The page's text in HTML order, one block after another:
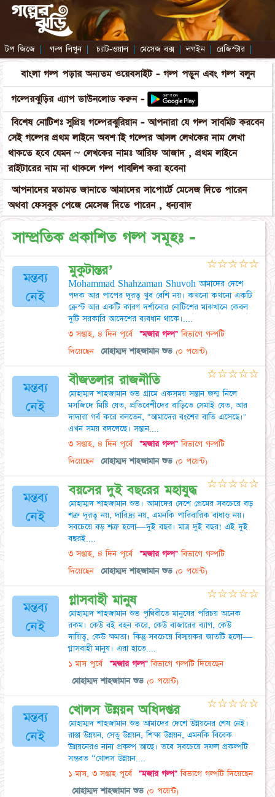
টপ জিজে | গল্প লিখুন | চ্যাট-ওয়াল | মেসেজ বক্স | লগইন | রেজিস্টার |
বাংলা গল্প পড়ার অন্যতম ওয়েবসাইট - গল্প পড়ুন এবং গল্প বলুন
গল্পেরঝুড়ির এ্যাপ ডাউনলোড করুন -
বিশেষ নোটিশঃ সুপ্রিয় গল্পেরঝুরিয়ান - আপনারা যে গল্প সাবমিট করবেন
সেই গল্পের প্রথম লাইনে অবশ্যাই গল্পের আসল লেখকের নাম লেখা
থাকতে হবে যেমন ~ লেখকের নামঃ আরিফ আজাদ , প্রথম লাইনে
রাইটারের নাম না থাকলে গল্প পাবলিশ করা হবেনা
আপনাদের মতামত জানাতে আমাদের সাপোর্টে মেসেজ দিতে পারেন
অথবা ফেসবুক পেজে মেসেজ দিতে পারেন , ধন্যবাদ
সাম্প্রতিক প্রকাশিত গল্প সমূহঃ -
মন্তব্য
নেই
মুকুটান্তর’
Mohammad Shahzaman Shuvoh আমাদের দেশে
পদক আর পাপের দূরত্ব খুব বেশি নয়। কখনো কখনো একটি
ক্রেস্ট আর একটি কারণ দর্শানোর নোটিশের মাঝখানে কেবল
দুটি সরকারি আদেশের ব্যবধান থাকে।....
৩ সপ্তাহ, ৪ দিন পূর্বে "মজার গল্প"বিভাগে গল্পটি
দিয়েছেন
মোহাম্মদ শাহজামান শুভ (০ পয়েন্ট)
☆☆☆☆☆
মন্তব্য
নেই
বীজতলার রাজনীতি
মোহাম্মদ শাহজামান শুভ গ্রামে একসময় সন্তান জন্ম নিলে
মসজিদে মিষ্টি যেত, প্রতিবেশীদের বাড়িতে সেমাই যেত, আর
দাদারা গর্ব করে বলতেন, "আমাদের বংশের বাতি এসেছে।"
এখন সময় বদলেছে। সন্তান....
৩ সপ্তাহ, ৪ দিন পূর্বে "মজার গল্প"বিভাগে গল্পটি
দিয়েছেন
মোহাম্মদ শাহজামান শুভ (০ পয়েন্ট)
☆☆☆☆☆
মন্তব্য
নেই
বয়সের দুই বছরের মহাযুদ্ধ
মোহাম্মদ শাহজামান শুভ। আমাদের দেশে প্রেমের সবচেয়ে বড়
শত্রু দূরত্ব নয়, দারিদ্র্য নয়, এমনকি পারিবারিক বাধাও নয়।
সবচেয়ে বড় শত্রু হলো—দুই বছর। মাত্র দুই বছর! এই দুই
বছরই....
৩ সপ্তাহ, ৪ দিন পূর্বে "মজার গল্প"বিভাগে গল্পটি
দিয়েছেন
মোহাম্মদ শাহজামান শুভ (০ পয়েন্ট)
☆☆☆☆☆
মন্তব্য
নেই
গ্লাসবাহী মানুষ
মোহাম্মদ শাহজামান শুভ পৃথিবীতে মানুষের পরিচয় অনেক
রকম। কেউ বই বহন করে, কেউ বাজারের ব্যাগ, কেউ
দায়িত্ব, কেউ ক্ষমতা। কিন্তু সবচেয়ে বিস্ময়কর জাতটি হলো—
গ্লাসবাহী মানুষ। এরা হাতে....
১ মাস পূর্বে "মজার গল্প"বিভাগে গল্পটি দিয়েছেন
মোহাম্মদ শাহজামান শুভ (০ পয়েন্ট)
☆☆☆☆☆
মন্তব্য
নেই
খোলস উন্নয়ন অধিদপ্তর
মোহাম্মদ শাহজামান শুভ আমাদের দেশে উন্নয়নের শেষ নেই।
রাস্তা উন্নয়ন, সেতু উন্নয়ন, শিক্ষা উন্নয়ন, এমনকি বিবেক
উন্নয়নেরও নানা প্রকল্প আছে। তবে সবচেয়ে সফল প্রকল্পটি
সম্ভবত “খোলস উন্নয়ন....
১ মাস, ৩ সপ্তাহ পূর্বে "মজার গল্প"বিভাগে গল্পটি দিয়েছেন
মোহাম্মদ শাহজামান শুভ (০ পয়েন্ট)
☆☆☆☆☆